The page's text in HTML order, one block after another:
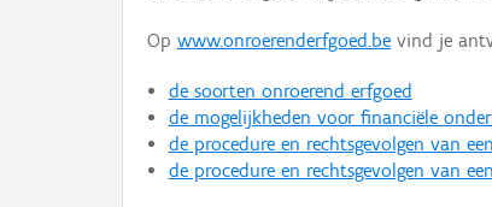
Op www.onroerenderfgoed.be vind je
de soorten onroerend erfgoed
de mogelijkheden voor financiële
de procedure en rechtsgevolgen van
de procedure en rechtsgevolgen van